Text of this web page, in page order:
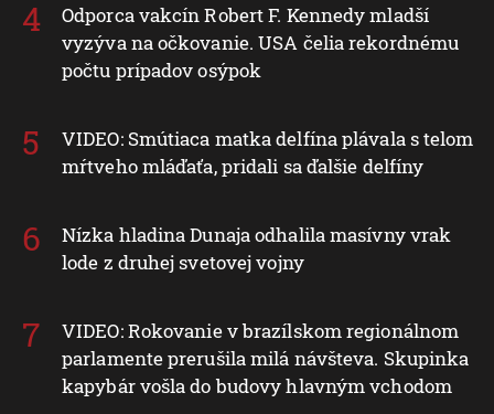
Odporca vakcín Robert F. Kennedy mladší
vyzýva na očkovanie. USA čelia rekordnému
počtu prípadov osýpok
VIDEO: Smútiaca matka delfína plávala s telom
mŕtveho mláďaťa, pridali sa ďalšie delfíny
Nízka hladina Dunaja odhalila masívny vrak
lode z druhej svetovej vojny
VIDEO: Rokovanie v brazílskom regionálnom
parlamente prerušila milá návšteva. Skupinka
kapybár vošla do budovy hlavným vchodom